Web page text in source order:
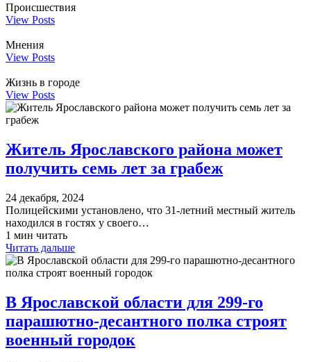
Происшествия
View Posts
Мнения
View Posts
Жизнь в городе
View Posts
Житель Ярославского района может
получить семь лет за грабеж
24 декабря, 2024
Полицейскими установлено, что 31-летний местный житель
находился в гостях у своего…
1 мин читать
Читать дальше
В Ярославской области для 299-го
парашютно-десантного полка строят
военный городок